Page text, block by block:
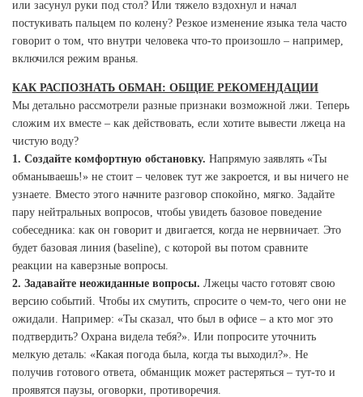
или засунул руки под стол? Или тяжело вздохнул и начал
постукивать пальцем по колену? Резкое изменение языка тела часто
говорит о том, что внутри человека что-то произошло – например,
включился режим вранья.
КАК РАСПОЗНАТЬ ОБМАН: ОБЩИЕ РЕКОМЕНДАЦИИ
Мы детально рассмотрели разные признаки возможной лжи. Теперь
сложим их вместе – как действовать, если хотите вывести лжеца на
чистую воду?
1. Создайте комфортную обстановку. Напрямую заявлять «Ты
обманываешь!» не стоит – человек тут же закроется, и вы ничего не
узнаете. Вместо этого начните разговор спокойно, мягко. Задайте
пару нейтральных вопросов, чтобы увидеть базовое поведение
собеседника: как он говорит и двигается, когда не нервничает. Это
будет базовая линия (baseline), с которой вы потом сравните
реакции на каверзные вопросы.
2. Задавайте неожиданные вопросы. Лжецы часто готовят свою
версию событий. Чтобы их смутить, спросите о чем-то, чего они не
ожидали. Например: «Ты сказал, что был в офисе – а кто мог это
подтвердить? Охрана видела тебя?». Или попросите уточнить
мелкую деталь: «Какая погода была, когда ты выходил?». Не
получив готового ответа, обманщик может растеряться – тут-то и
проявятся паузы, оговорки, противоречия.